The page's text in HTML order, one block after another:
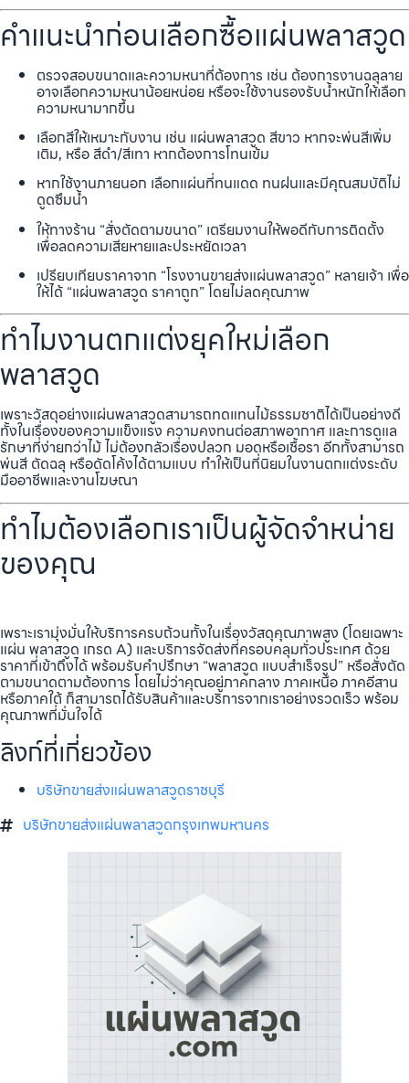
คำแนะนำก่อนเลือกซื้อแผ่นพลาสวูด
ตรวจสอบขนาดและความหนาที่ต้องการ เช่น ต้องการงานฉลุลาย
อาจเลือกความหนาน้อยหน่อย หรือจะใช้งานรองรับน้ำหนักให้เลือก
ความหนามากขึ้น
เลือกสีให้เหมาะกับงาน เช่น แผ่นพลาสวูด สีขาว หากจะพ่นสีเพิ่ม
เติม, หรือ สีดำ/สีเทา หากต้องการโทนเข้ม
หากใช้งานภายนอก เลือกแผ่นที่ทนแดด ทนฝนและมีคุณสมบัติไม่
ดูดซึมน้ำ
ให้ทางร้าน “สั่งตัดตามขนาด” เตรียมงานให้พอดีกับการติดตั้ง
เพื่อลดความเสียหายและประหยัดเวลา
เปรียบเทียบราคาจาก “โรงงานขายส่งแผ่นพลาสวูด” หลายเจ้า เพื่อ
ให้ได้ “แผ่นพลาสวูด ราคาถูก” โดยไม่ลดคุณภาพ
ทำไมงานตกแต่งยุคใหม่เลือก
พลาสวูด
เพราะวัสดุอย่างแผ่นพลาสวูดสามารถทดแทนไม้ธรรมชาติได้เป็นอย่างดี
ทั้งในเรื่องของความแข็งแรง ความคงทนต่อสภาพอากาศ และการดูแล
รักษาที่ง่ายกว่าไม้ ไม่ต้องกลัวเรื่องปลวก มอดหรือเชื้อรา อีกทั้งสามารถ
พ่นสี ตัดฉลุ หรือดัดโค้งได้ตามแบบ ทำให้เป็นที่นิยมในงานตกแต่งระดับ
มืออาชีพและงานโฆษณา
ทำไมต้องเลือกเราเป็นผู้จัดจำหน่าย
ของคุณ
เพราะเรามุ่งมั่นให้บริการครบถ้วนทั้งในเรื่องวัสดุคุณภาพสูง (โดยเฉพาะ
แผ่น พลาสวูด เกรด A) และบริการจัดส่งที่ครอบคลุมทั่วประเทศ ด้วย
ราคาที่เข้าถึงได้ พร้อมรับคำปรึกษา “พลาสวูด แบบสำเร็จรูป” หรือสั่งตัด
ตามขนาดตามต้องการ โดยไม่ว่าคุณอยู่ภาคกลาง ภาคเหนือ ภาคอีสาน
หรือภาคใต้ ก็สามารถได้รับสินค้าและบริการจากเราอย่างรวดเร็ว พร้อม
คุณภาพที่มั่นใจได้
ลิงก์ที่เกี่ยวข้อง
บริษัทขายส่งแผ่นพลาสวูดราชบุรี
บริษัทขายส่งแผ่นพลาสวูดกรุงเทพมหานคร